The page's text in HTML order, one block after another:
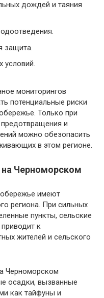
дождей и таяния
защита.
условий.
мониторингов
потенциальные риски
Только при
и
можно обезопасить
в этом регионе.
на Черноморском
имеют
региона. При сильных
пункты, сельские
к
жителей и сельского
Черноморском
осадки, вызванные
как тайфуны и